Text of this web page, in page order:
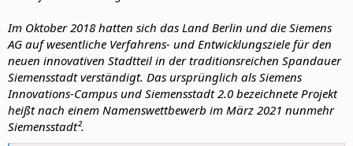
Im Oktober 2018 hatten sich das Land Berlin und die Siemens
AG auf wesentliche Verfahrens- und Entwicklungsziele für den
neuen innovativen Stadtteil in der traditionsreichen Spandauer
Siemensstadt verständigt. Das ursprünglich als Siemens
Innovations-Campus und Siemensstadt 2.0 bezeichnete Projekt
heißt nach einem Namenswettbewerb im März 2021 nunmehr
Siemensstadt².